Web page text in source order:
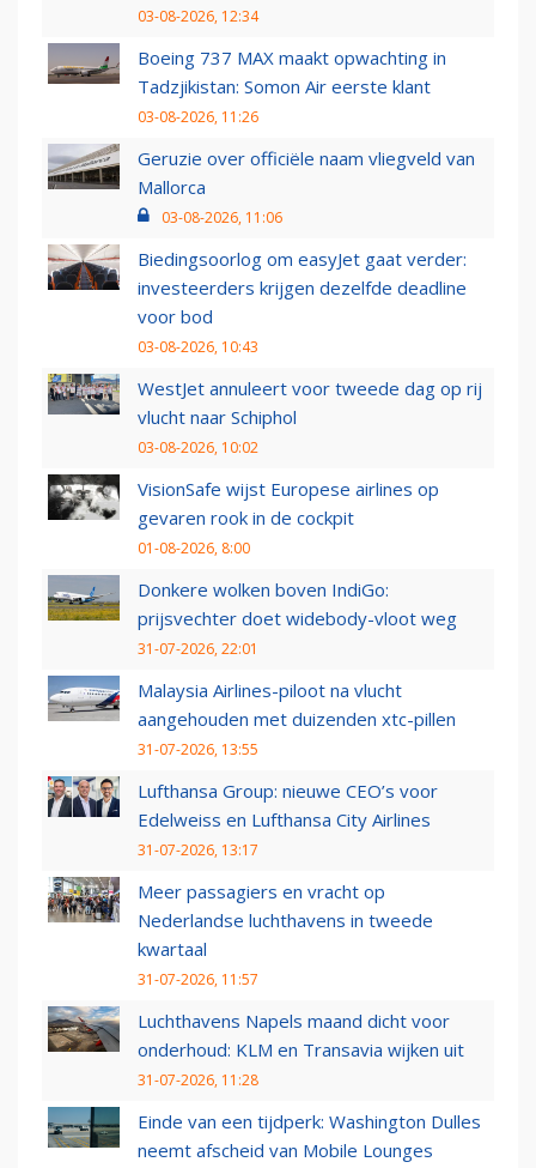
03-08-2026, 12:34
Boeing 737 MAX maakt opwachting in
Tadzjikistan: Somon Air eerste klant
03-08-2026, 11:26
Geruzie over officiële naam vliegveld van
Mallorca
03-08-2026, 11:06
Biedingsoorlog om easyJet gaat verder:
investeerders krijgen dezelfde deadline
voor bod
03-08-2026, 10:43
WestJet annuleert voor tweede dag op rij
vlucht naar Schiphol
03-08-2026, 10:02
VisionSafe wijst Europese airlines op
gevaren rook in de cockpit
01-08-2026, 8:00
Donkere wolken boven IndiGo:
prijsvechter doet widebody-vloot weg
31-07-2026, 22:01
Malaysia Airlines-piloot na vlucht
aangehouden met duizenden xtc-pillen
31-07-2026, 13:55
Lufthansa Group: nieuwe CEO’s voor
Edelweiss en Lufthansa City Airlines
31-07-2026, 13:17
Meer passagiers en vracht op
Nederlandse luchthavens in tweede
kwartaal
31-07-2026, 11:57
Luchthavens Napels maand dicht voor
onderhoud: KLM en Transavia wijken uit
31-07-2026, 11:28
Einde van een tijdperk: Washington Dulles
neemt afscheid van Mobile Lounges